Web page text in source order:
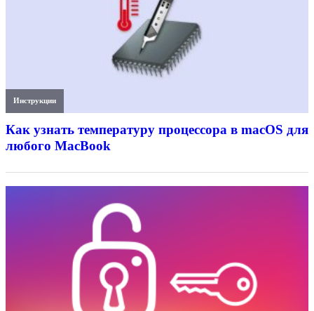
Инструкции
Как узнать температуру процессора в macOS для
любого MacBook